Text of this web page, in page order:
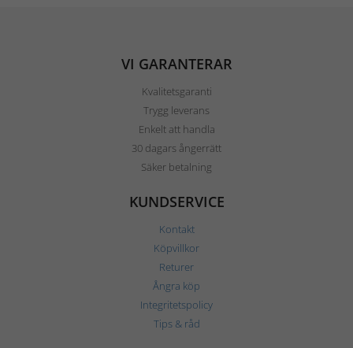
VI GARANTERAR
Kvalitetsgaranti
Trygg leverans
Enkelt att handla
30 dagars ångerrätt
Säker betalning
KUNDSERVICE
Kontakt
Köpvillkor
Returer
Ångra köp
Integritetspolicy
Tips & råd